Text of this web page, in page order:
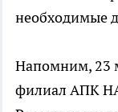
необходимые
Напомним, 23
филиал АПК